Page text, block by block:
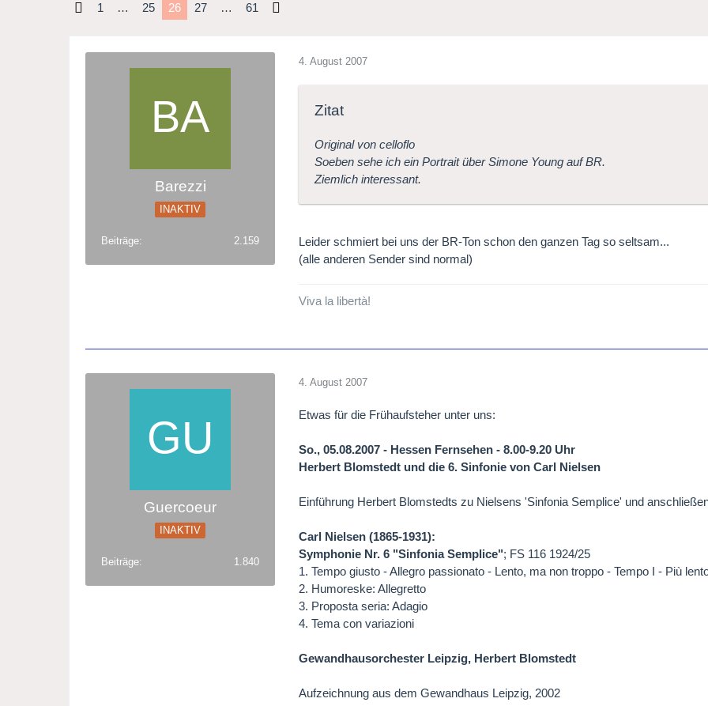
1 … 25 26 27 … 61
Barezzi
INAKTIV
Beiträge 2.159
4. August 2007
Zitat
Original von celloflo
Soeben sehe ich ein Portrait über Simone Young auf BR.
Ziemlich interessant.
Leider schmiert bei uns der BR-Ton schon den ganzen Tag so seltsam...
(alle anderen Sender sind normal)
Viva la libertà!
Guercoeur
INAKTIV
Beiträge 1.840
4. August 2007
Etwas für die Frühaufsteher unter uns:
So., 05.08.2007 - Hessen Fernsehen - 8.00-9.20 Uhr
Herbert Blomstedt und die 6. Sinfonie von Carl Nielsen
Einführung Herbert Blomstedts zu Nielsens 'Sinfonia Semplice' und
Carl Nielsen (1865-1931):
Symphonie Nr. 6 "Sinfonia Semplice"; FS 116 1924/25
1. Tempo giusto - Allegro passionato - Lento, ma non troppo - Tempo I - Più
2. Humoreske: Allegretto
3. Proposta seria: Adagio
4. Tema con variazioni
Gewandhausorchester Leipzig, Herbert Blomstedt
Aufzeichnung aus dem Gewandhaus Leipzig, 2002